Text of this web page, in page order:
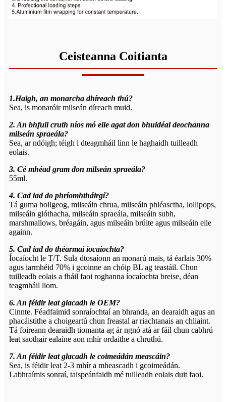
Ceisteanna Coitianta
1.Haigh, an monarcha dhíreach thú?
Sea, is monaróir milseán díreach muid.
2. An bhfuil cruth níos mó eile agat don bhuidéal deochanna
milseán spraeála?
Sea, ar ndóigh; téigh i dteagmháil linn le haghaidh tuilleadh
eolais.
3. Cé mhéad gram don milseán spraeála?
55ml.
4. Cad iad do phríomhtháirgí?
Tá guma boilgeog, milseáin chrua, milseáin phléasctha, lollipops,
milseáin glóthacha, milseáin spraeála, milseáin subh,
marshmallows, bréagáin, agus milseáin brúite agus milseáin eile
againn.
5. Cad iad do théarmaí íocaíochta?
Íocaíocht le T/T. Sula dtosaíonn an monarú mais, tá éarlais 30%
agus iarmhéid 70% i gcoinne an chóip BL ag teastáil. Chun
tuilleadh eolais a fháil faoi roghanna íocaíochta breise, déan
teagmháil liom.
6. An féidir leat glacadh le OEM?
Cinnte. Féadfaimid sonraíochtaí an bhranda, an dearaidh agus an
phacáistithe a choigeartú chun freastal ar riachtanais an chliaint.
Tá foireann dearaidh tiomanta ag ár ngnó atá ar fáil chun cabhrú
leat saothair ealaíne aon mhír ordaithe a chruthú.
7. An féidir leat glacadh le coimeádán meascáin?
Sea, is féidir leat 2-3 mhír a mheascadh i gcoimeádán.
Labhraímis sonraí, taispeánfaidh mé tuilleadh eolais duit faoi.